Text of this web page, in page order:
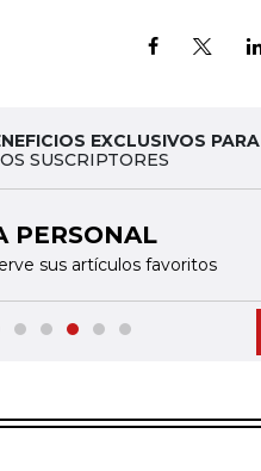
EXCLUSIVOS PARA
SUSCRIPTORES
PERSONAL
sus artículos favoritos